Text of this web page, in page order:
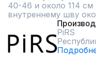
40-46 и около 114
внутреннему шву
PiRS